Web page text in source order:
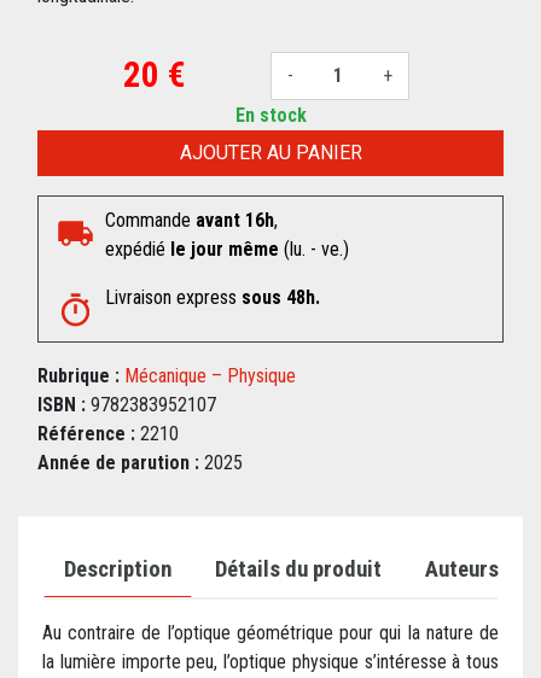
20 € - +
AJOUTER AU PANIER
En stock
Commande avant 16h,
expédié le jour même (lu. - ve.)
Livraison express sous 48h.
Rubrique : Mécanique – Physique
ISBN : 9782383952107
Référence : 2210
Année de parution : 2025
Description Détails du produit Auteurs
Au contraire de l’optique géométrique pour qui la nature de
la lumière importe peu, l’optique physique s’intéresse à tous